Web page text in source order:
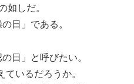
如しだ。
日」である。
日」と呼びたい。
いるだろうか。